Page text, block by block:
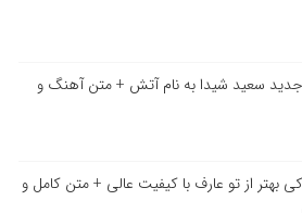
جدید سعید شیدا به نام آتش + متن آهنگ و
بهتر از تو عارف با کیفیت عالی + متن کامل و